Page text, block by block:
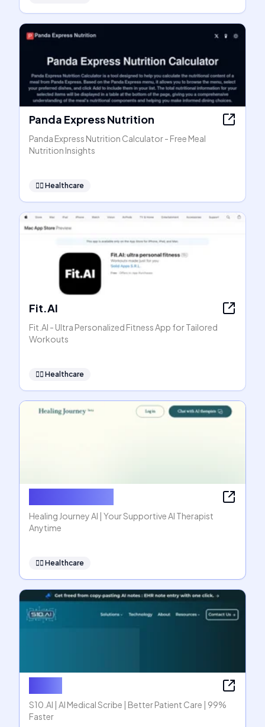
Panda Express Nutrition
Panda Express Nutrition Calculator - Free Meal
Nutrition Insights
👩‍⚕️ Healthcare
Fit.AI
Fit.AI - Ultra Personalized Fitness App for Tailored
Workouts
👩‍⚕️ Healthcare
Healing Journey AI | Your Supportive AI Therapist
Anytime
👩‍⚕️ Healthcare
S10.AI | AI Medical Scribe | Better Patient Care | 99%
Faster